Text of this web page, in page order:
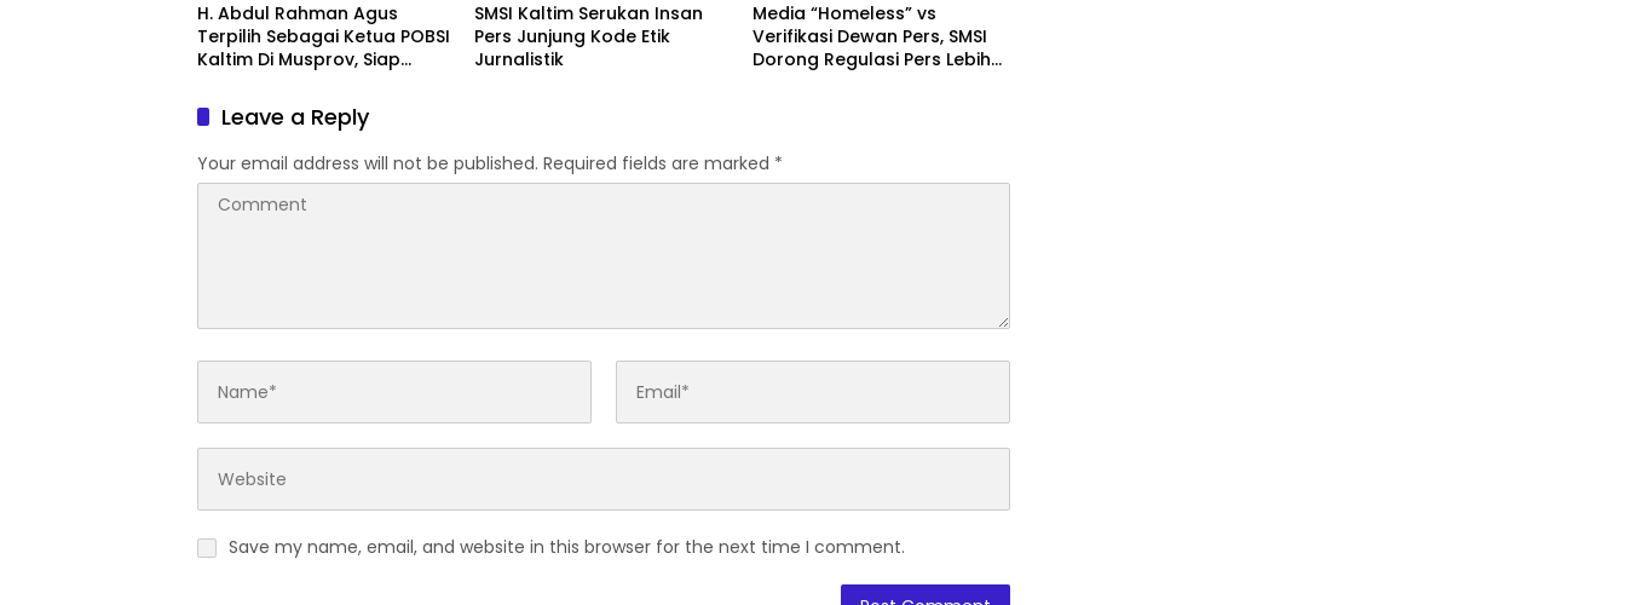
H. Abdul Rahman Agus
Terpilih Sebagai Ketua POBSI
Kaltim Di Musprov, Siap
SMSI Kaltim Serukan Insan
Pers Junjung Kode Etik
Jurnalistik
Media “Homeless” vs
Verifikasi Dewan Pers, SMSI
Dorong Regulasi Pers Lebih
Leave a Reply
Your email address will not be published. Required fields are marked *
Save my name, email, and website in this browser for the next time I comment.